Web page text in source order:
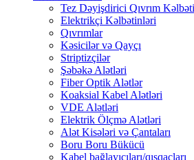
Tez Dəyişdirici Qıvrım
Elektrikçi Kəlbətinləri
Qıvrımlar
Kəsicilər və Qayçı
Striptizçilər
Şəbəkə Alətləri
Fiber Optik Alətlər
Koaksial Kabel Alətləri
VDE Alətləri
Elektrik Ölçmə Alətləri
Alət Kisələri və Çantaları
Boru Boru Bükücü
Kabel bağlayıcıları/qısqacları